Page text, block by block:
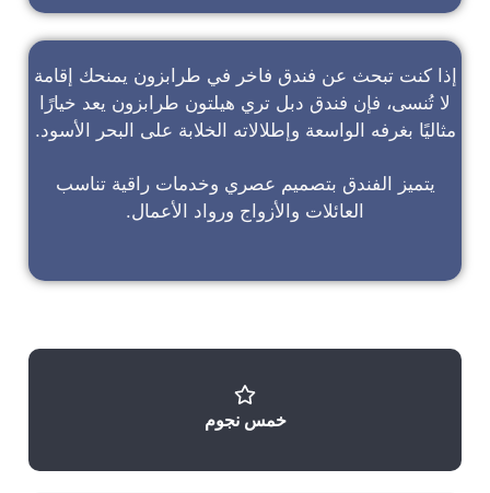
إذا كنت تبحث عن فندق فاخر في طرابزون يمنحك إقامة
لا تُنسى، فإن فندق دبل تري هيلتون طرابزون يعد خيارًا
مثاليًا بغرفه الواسعة وإطلالاته الخلابة على البحر الأسود.
يتميز الفندق بتصميم عصري وخدمات راقية تناسب
العائلات والأزواج ورواد الأعمال.
خمس نجوم